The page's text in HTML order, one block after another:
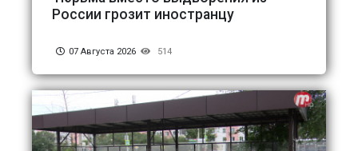
России грозит иностранцу
07 Августа 2026 514